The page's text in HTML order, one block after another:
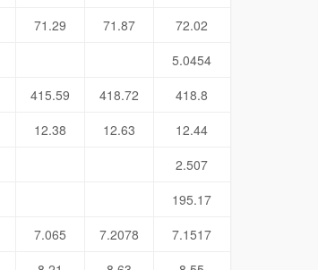
71.29 71.87
72.02
5.0454
415.59 418.72
418.8
12.38 12.63
12.44
2.507
195.17
7.065 7.2078
7.1517